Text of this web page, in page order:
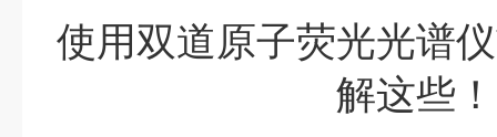
使用双道原子荧光光谱
解这些！